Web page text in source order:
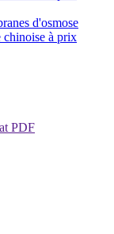
PDF